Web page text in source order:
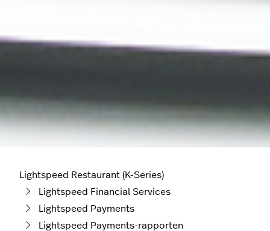
Lightspeed Restaurant (K-Series)
Lightspeed Financial Services
Lightspeed Payments
Lightspeed Payments-rapporten